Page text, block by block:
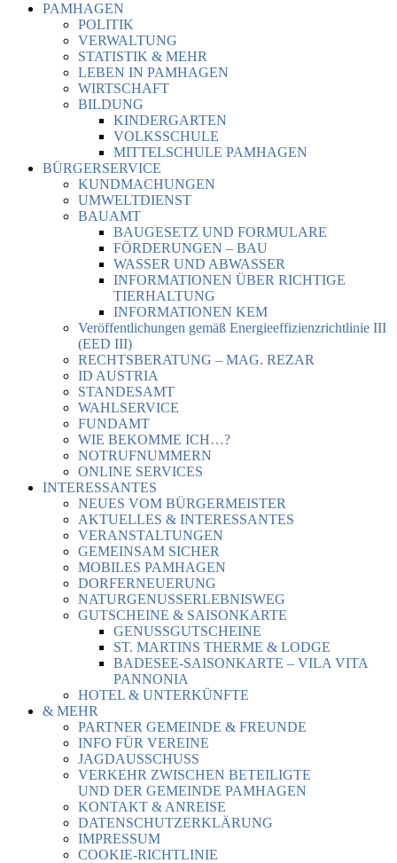
PAMHAGEN
POLITIK
VERWALTUNG
STATISTIK & MEHR
LEBEN IN PAMHAGEN
WIRTSCHAFT
BILDUNG
KINDERGARTEN
VOLKSSCHULE
MITTELSCHULE PAMHAGEN
BÜRGERSERVICE
KUNDMACHUNGEN
UMWELTDIENST
BAUAMT
BAUGESETZ UND FORMULARE
FÖRDERUNGEN – BAU
WASSER UND ABWASSER
INFORMATIONEN ÜBER RICHTIGE
TIERHALTUNG
INFORMATIONEN KEM
Veröffentlichungen gemäß Energieeffizienzrichtlinie III
(EED III)
RECHTSBERATUNG – MAG. REZAR
ID AUSTRIA
STANDESAMT
WAHLSERVICE
FUNDAMT
WIE BEKOMME ICH…?
NOTRUFNUMMERN
ONLINE SERVICES
INTERESSANTES
NEUES VOM BÜRGERMEISTER
AKTUELLES & INTERESSANTES
VERANSTALTUNGEN
GEMEINSAM SICHER
MOBILES PAMHAGEN
DORFERNEUERUNG
NATURGENUSSERLEBNISWEG
GUTSCHEINE & SAISONKARTE
GENUSSGUTSCHEINE
ST. MARTINS THERME & LODGE
BADESEE-SAISONKARTE – VILA VITA
PANNONIA
HOTEL & UNTERKÜNFTE
& MEHR
PARTNER GEMEINDE & FREUNDE
INFO FÜR VEREINE
JAGDAUSSCHUSS
VERKEHR ZWISCHEN BETEILIGTE
UND DER GEMEINDE PAMHAGEN
KONTAKT & ANREISE
DATENSCHUTZERKLÄRUNG
IMPRESSUM
COOKIE-RICHTLINIE